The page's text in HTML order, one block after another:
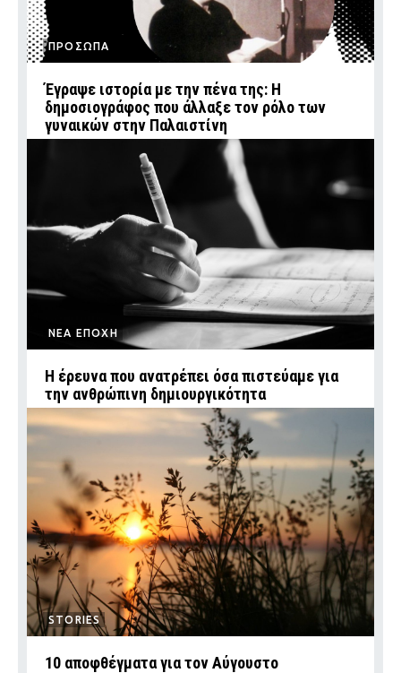
ΠΡΟΣΩΠΑ
Έγραψε ιστορία με την πένα της: Η
δημοσιογράφος που άλλαξε τον ρόλο των
γυναικών στην Παλαιστίνη
ΝΕΑ ΕΠΟΧΗ
Η έρευνα που ανατρέπει όσα πιστεύαμε για
την ανθρώπινη δημιουργικότητα
STORIES
10 αποφθέγματα για τον Αύγουστο